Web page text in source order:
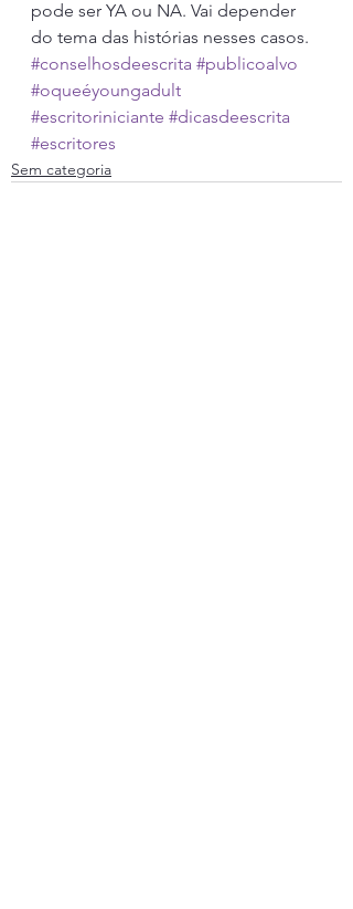
pode ser YA ou NA. Vai depender
do tema das histórias nesses casos.
#conselhosdeescrita #publicoalvo
#oqueéyoungadult
#escritoriniciante #dicasdeescrita
#escritores
Sem categoria